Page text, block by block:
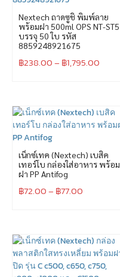
Nextech ถาดซูชิ พิมพ์ลาย
พร้อมฝา 500ml OPS NT-ST5
บรรจุ 50 ใบ รหัส
8859248921675
฿238.00– ฿1,795.00
เน็กซ์เทค (Nextech) เบสิค
เทอร์โบ กล่องใส่อาหาร พร้อม
ฝา PP Antifog
฿72.00– ฿77.00